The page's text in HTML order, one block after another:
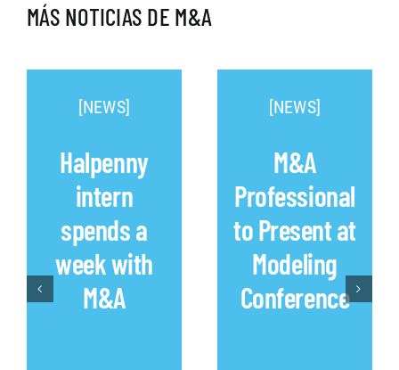
MÁS NOTICIAS DE M&A
[NEWS]
Halpenny
intern
spends a
week with
M&A
[NEWS]
M&A
Professional
to Present at
Modeling
Conference